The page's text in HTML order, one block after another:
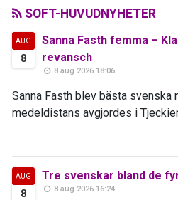
SOFT-HUVUDNYHETER
AUG
8
Sanna Fasth femma –
revansch
8 aug 2026 18:06
Sanna Fasth blev bästa svenska
medeldistans avgjordes i
AUG
8
Tre svenskar bland de
8 aug 2026 16:24